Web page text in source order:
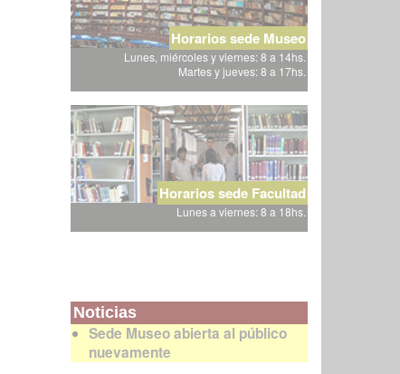
Horarios sede Museo
Lunes, miércoles y viernes: 8 a 14hs.
Martes y jueves: 8 a 17hs.
Horarios sede Facultad
Lunes a viernes: 8 a 18hs.
Noticias
Sede Museo abierta al público
nuevamente